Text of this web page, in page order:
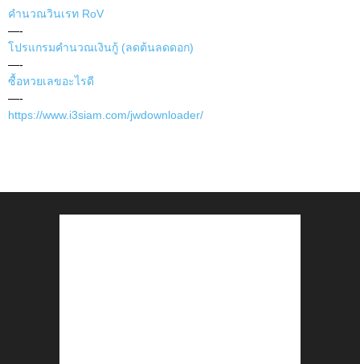
คำนวณวินเรท RoV
—-
โปรแกรมคำนวณเงินกู้ (ลดต้นลดดอก)
—-
ซื้อหวยเลขอะไรดี
—-
https://www.i3siam.com/jwdownloader/